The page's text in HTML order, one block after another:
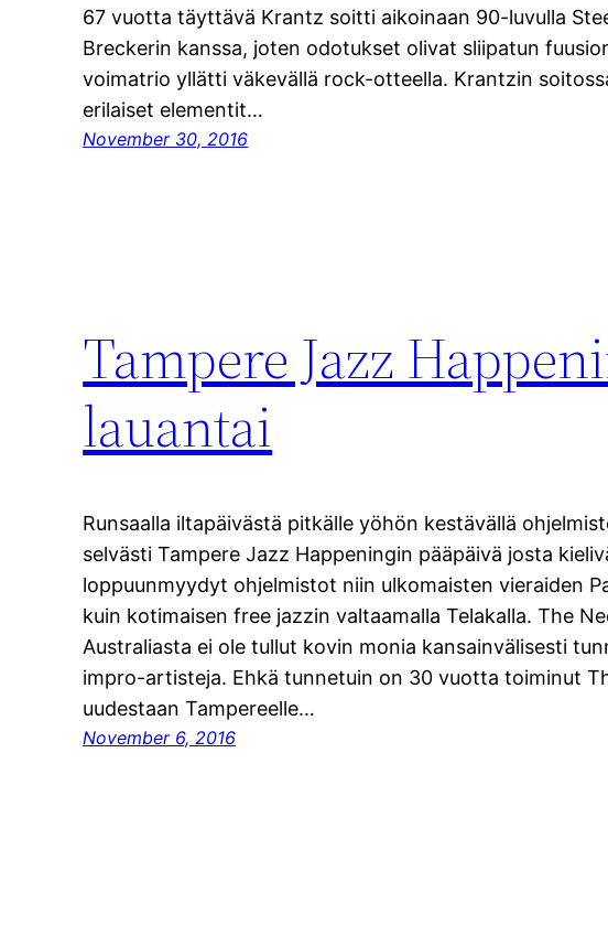
67 vuotta täyttävä Krantz soitti aikoinaan 90-luvulla
Breckerin kanssa, joten odotukset olivat sliipatun
voimatrio yllätti väkevällä rock-otteella. Krantzin
erilaiset elementit…
November 30, 2016
Tampere Jazz
lauantai
Runsaalla iltapäivästä pitkälle yöhön kestävällä
selvästi Tampere Jazz Happeningin pääpäivä josta
loppuunmyydyt ohjelmistot niin ulkomaisten vieraiden
kuin kotimaisen free jazzin valtaamalla Telakalla. The
Australiasta ei ole tullut kovin monia kansainvälisesti
impro-artisteja. Ehkä tunnetuin on 30 vuotta toiminut
uudestaan Tampereelle…
November 6, 2016